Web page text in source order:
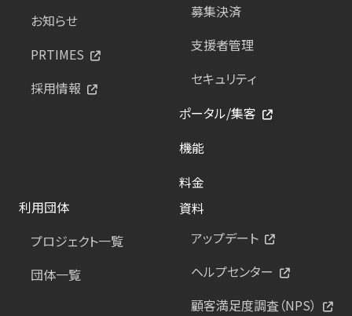
お知らせ
PRTIMES
採用情報
募集決済
支援者管理
セキュリティ
ポータル/集客
機能
料金
利用団体
プロジェクト一覧
団体一覧
資料
アップデート
ヘルプセンター
顧客満足度調査（NPS）